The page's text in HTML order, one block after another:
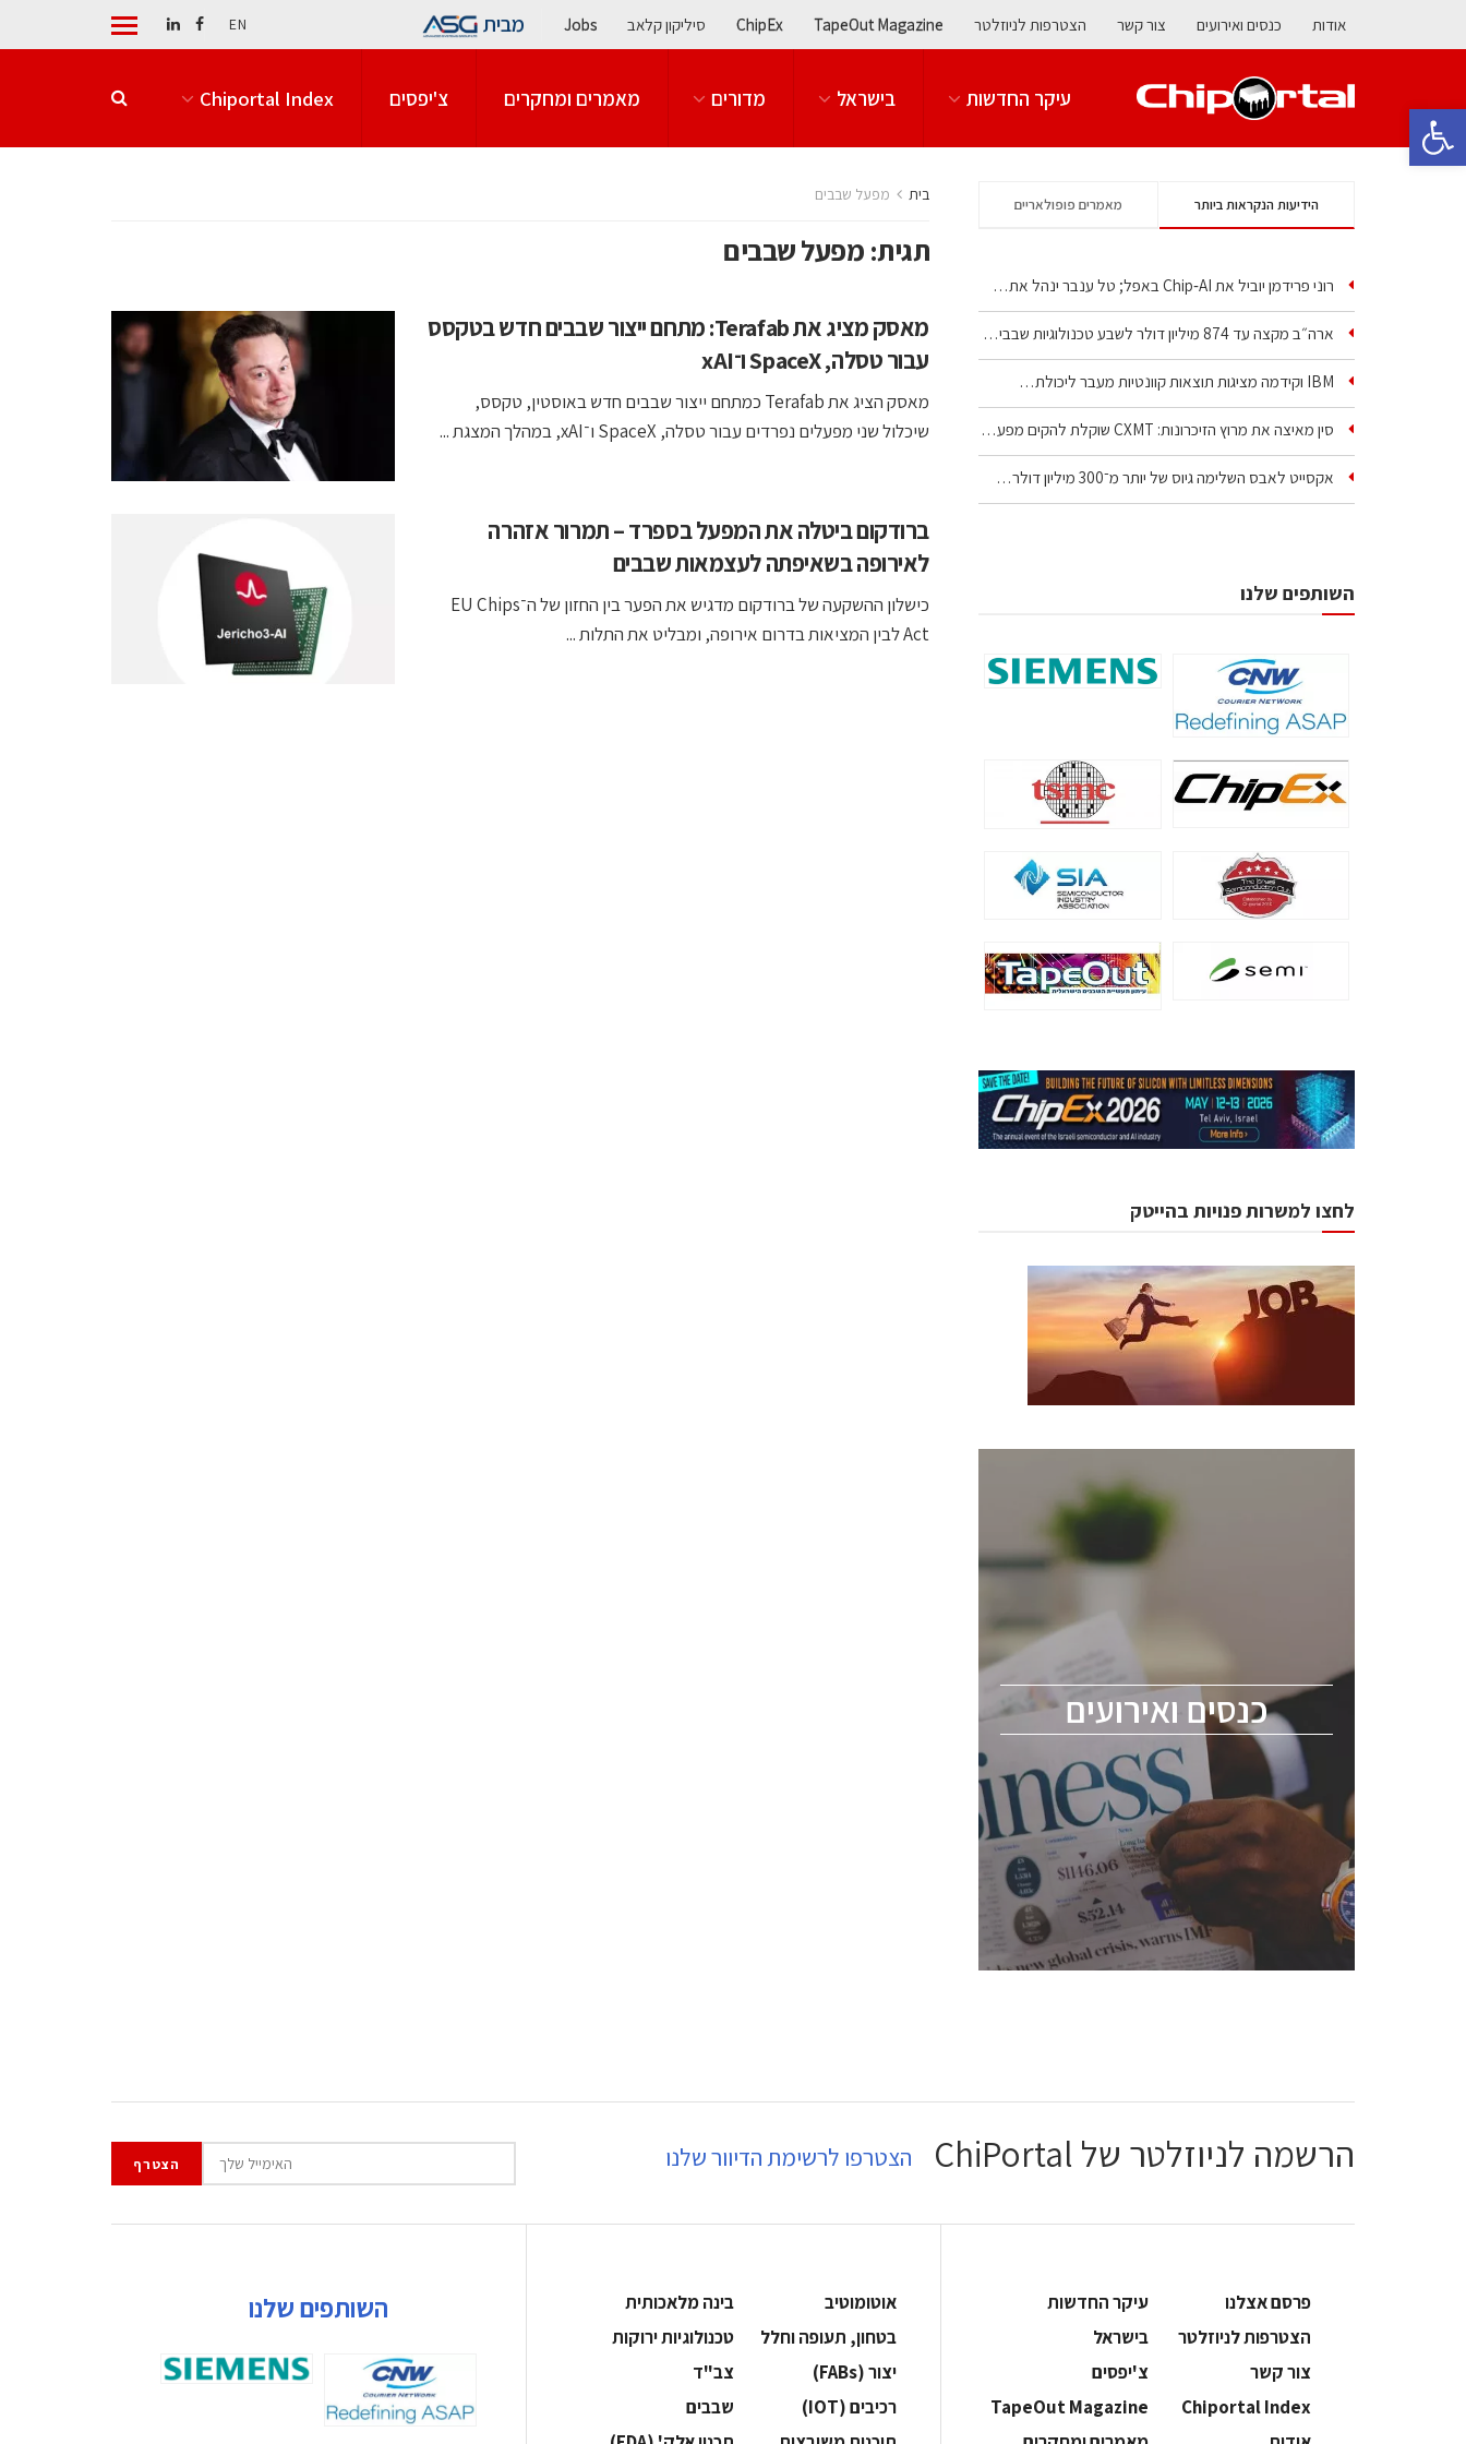
פתח סרגל נגישות
אודות כנסים ואירועים צור קשר הצטרפות לניוזלטר TapeOut Magazine
ChipEx סיליקון קלאב Jobs מבית EN
עיקר החדשות בישראל מדורים מאמרים ומחקרים צ'יפסים Chiportal Index
בית מפעל שבבים
תגית: מפעל שבבים
מאסק מציג את Terafab: מתחם ייצור שבבים חדש בטקסס
עבור טסלה, SpaceX ו־xAI
מאסק הציג את Terafab כמתחם ייצור שבבים חדש באוסטין, טקסס,
שיכלול שני מפעלים נפרדים עבור טסלה, SpaceX ו־xAI, במהלך המצגת ...
ברודקום ביטלה את המפעל בספרד – תמרור אזהרה
לאירופה בשאיפתה לעצמאות שבבים
כישלון ההשקעה של ברודקום מדגיש את הפער בין החזון של ה־EU Chips
Act לבין המציאות בדרום אירופה, ומבליט את התלות ...
הידיעות הנקראות ביותר מאמרים פופולאריים
רוני פרידמן יוביל את Chip‑AI באפל; טל ענבר ינהל את…
ארה״ב מקצה עד 874 מיליון דולר לשבע טכנולוגיות שבבים…
IBM וקידמה מציגות תוצאות קוונטיות מעבר ליכולת…
סין מאיצה את מרוץ הזיכרונות: CXMT שוקלת להקים מפעל…
אקסייט לאבס השלימה גיוס של יותר מ־300 מיליון דולר…
השותפים שלנו
לחצו למשרות פנויות בהייטק
כנסים ואירועים
כנסים ואירועים
הסמיקונדקטור כולל מהנדסים, מומחים מקצועיים
ChipEx2026 will be held on May 12-13,
2026. The conference is intended for
everyone involved in the semiconductor
industry, including engineers, professional
experts, and senior executives.
לחץ לפרטים
הרשמה לניוזלטר של ChiPortal הצטרפו לרשימת הדיוור שלנו
פרסם אצלנו
עיקר החדשות
הצטרפות לניוזלטר
בישראל
צור קשר
צ'יפסים
Chiportal Index
TapeOut Magazine
אוטומוטיב
בינה מלאכותית
בטחון, תעופה וחלל
‫טכנולוגיות ירוקות‬
‫יצור (‪(FABs‬‬
‫צב"ד‬
‫רכיבים‬ (IOT)
‫שבבים‬
השותפים שלנו